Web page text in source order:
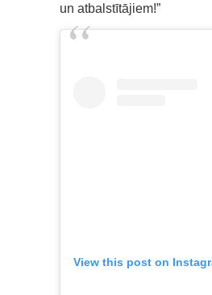
un atbalstītājiem!”
View this post on